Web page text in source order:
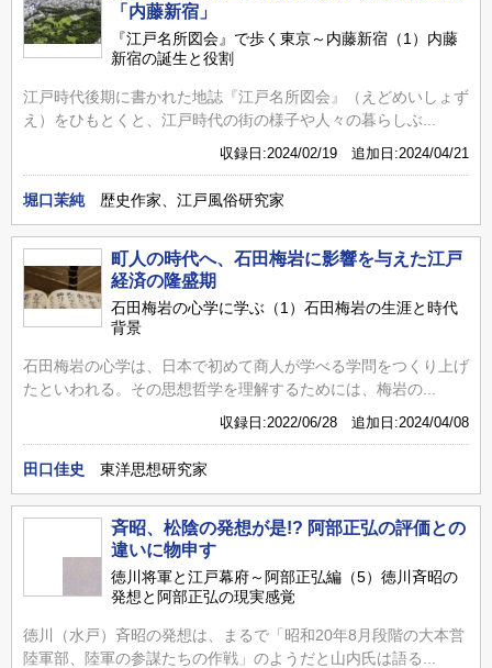
「内藤新宿」
『江戸名所図会』で歩く東京～内藤新宿（1）内藤
新宿の誕生と役割
江戸時代後期に書かれた地誌『江戸名所図会』（えどめいしょず
え）をひもとくと、江戸時代の街の様子や人々の暮らしぶ...
収録日:2024/02/19 追加日:2024/04/21
堀口茉純 歴史作家、江戸風俗研究家
町人の時代へ、石田梅岩に影響を与えた江戸
経済の隆盛期
石田梅岩の心学に学ぶ（1）石田梅岩の生涯と時代
背景
石田梅岩の心学は、日本で初めて商人が学べる学問をつくり上げ
たといわれる。その思想哲学を理解するためには、梅岩の...
収録日:2022/06/28 追加日:2024/04/08
田口佳史 東洋思想研究家
斉昭、松陰の発想が是!? 阿部正弘の評価との
違いに物申す
徳川将軍と江戸幕府～阿部正弘編（5）徳川斉昭の
発想と阿部正弘の現実感覚
徳川（水戸）斉昭の発想は、まるで「昭和20年8月段階の大本営
陸軍部、陸軍の参謀たちの作戦」のようだと山内氏は語る...